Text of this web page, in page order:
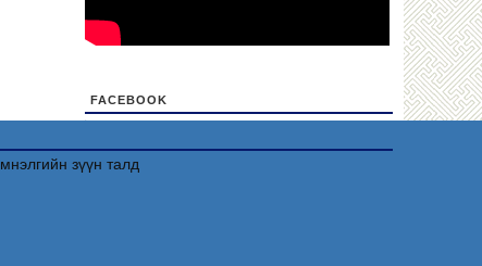
FACEBOOK
зүүн талд